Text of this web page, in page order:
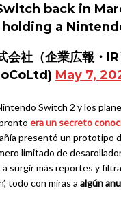
back in
a
社（企業広報・IR
May 7,
Switch 2 y los
era un secreto
presentó un prototipo
limitado de
surgir más reportes y
todo con miras a algún